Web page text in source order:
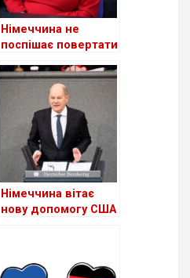
Німеччина не
поспішає повертати
політика щодо
біженців
Німеччина вітає
нову допомогу США